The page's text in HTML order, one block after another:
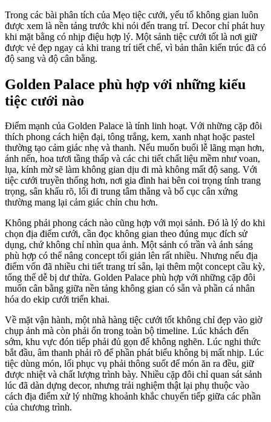
Trong các bài phân tích của Mẹo tiệc cưới, yếu tố không gian luôn
được xem là nền tảng trước khi nói đến trang trí. Decor chỉ phát huy
khi mặt bằng có nhịp điệu hợp lý. Một sảnh tiệc cưới tốt là nơi giữ
được vẻ đẹp ngay cả khi trang trí tiết chế, vì bản thân kiến trúc đã có
độ sang và độ cân bằng.
Golden Palace phù hợp với những kiểu
tiệc cưới nào
Điểm mạnh của Golden Palace là tính linh hoạt. Với những cặp đôi
thích phong cách hiện đại, tông trắng, kem, xanh nhạt hoặc pastel
thường tạo cảm giác nhẹ và thanh. Nếu muốn buổi lễ lãng mạn hơn,
ánh nến, hoa tươi tầng thấp và các chi tiết chất liệu mềm như voan,
lụa, kính mờ sẽ làm không gian dịu đi mà không mất độ sang. Với
tiệc cưới truyền thống hơn, nơi gia đình hai bên coi trọng tính trang
trọng, sân khấu rõ, lối đi trung tâm thẳng và bố cục cân xứng
thường mang lại cảm giác chỉn chu hơn.
Không phải phong cách nào cũng hợp với mọi sảnh. Đó là lý do khi
chọn địa điểm cưới, cần đọc không gian theo đúng mục đích sử
dụng, chứ không chỉ nhìn qua ảnh. Một sảnh có trần và ánh sáng
phù hợp có thể nâng concept tối giản lên rất nhiều. Nhưng nếu địa
điểm vốn đã nhiều chi tiết trang trí sẵn, lại thêm một concept cầu kỳ,
tổng thể dễ bị dư thừa. Golden Palace phù hợp với những cặp đôi
muốn cân bằng giữa nền tảng không gian có sẵn và phần cá nhân
hóa do ekip cưới triển khai.
Về mặt vận hành, một nhà hàng tiệc cưới tốt không chỉ đẹp vào giờ
chụp ảnh mà còn phải ổn trong toàn bộ timeline. Lúc khách đến
sớm, khu vực đón tiếp phải đủ gọn để không nghẽn. Lúc nghi thức
bắt đầu, âm thanh phải rõ để phần phát biểu không bị mất nhịp. Lúc
tiệc dùng món, lối phục vụ phải thông suốt để món ăn ra đều, giữ
được nhiệt và chất lượng trình bày. Nhiều cặp đôi chỉ quan sát sảnh
lúc đã dàn dựng decor, nhưng trải nghiệm thật lại phụ thuộc vào
cách địa điểm xử lý những khoảnh khắc chuyển tiếp giữa các phần
của chương trình.